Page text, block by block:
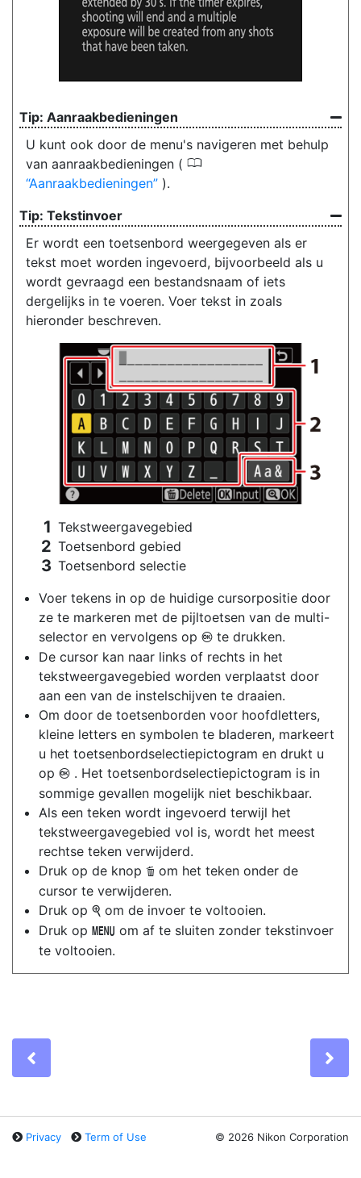
Aanraakbedieningen
U kunt ook door de menu's navigeren met behulp
van aanraakbedieningen ( 0
Aanraakbedieningen ).
Tekstinvoer
Er wordt een toetsenbord weergegeven als er
tekst moet worden ingevoerd, bijvoorbeeld als u
wordt gevraagd een bestandsnaam of iets
dergelijks in te voeren. Voer tekst in zoals
hieronder beschreven.
Tekstweergavegebied
Toetsenbord gebied
Toetsenbord selectie
Voer tekens in op de huidige cursorpositie door
ze te markeren met de pijltoetsen van de multi-
selector en vervolgens op J te drukken.
De cursor kan naar links of rechts in het
tekstweergavegebied worden verplaatst door
aan een van de instelschijven te draaien.
Om door de toetsenborden voor hoofdletters,
kleine letters en symbolen te bladeren, markeert
u het toetsenbordselectiepictogram en drukt u
op J . Het toetsenbordselectiepictogram is in
sommige gevallen mogelijk niet beschikbaar.
Als een teken wordt ingevoerd terwijl het
tekstweergavegebied vol is, wordt het meest
rechtse teken verwijderd.
Druk op de knop O om het teken onder de
cursor te verwijderen.
Druk op X om de invoer te voltooien.
Druk op G
om af te sluiten zonder tekstinvoer
te voltooien.
Privacy Term of Use © 2026 Nikon Corporation